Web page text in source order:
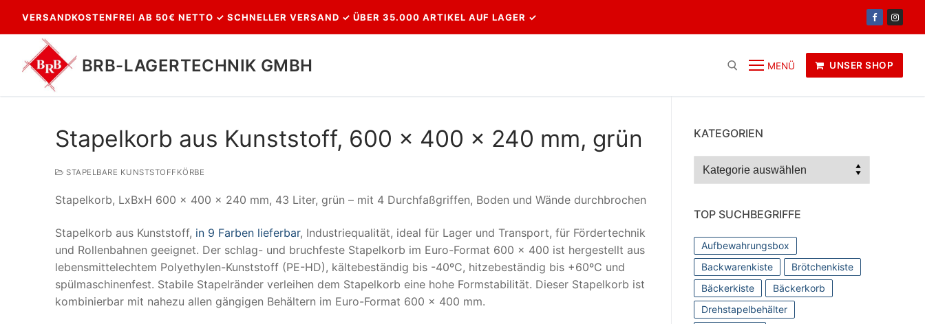
Inhalt
springen
VERSANDKOSTENFREI AB 50€ NETTO ✓ SCHNELLER VERSAND ✓ ÜBER 35.000 ARTIKEL AUF LAGER ✓
BRB-LAGERTECHNIK GMBH MENÜ UNSER SHOP
Suchen
nach:
Stapelkorb aus Kunststoff, 600 x 400 x 240 mm, grün
STAPELBARE KUNSTSTOFFKÖRBE
Stapelkorb, LxBxH 600 x 400 x 240 mm, 43 Liter, grün – mit 4 Durchfaßgriffen, Boden und Wände durchbrochen
Stapelkorb aus Kunststoff, in 9 Farben lieferbar, Industriequalität, ideal für Lager und Transport, für Fördertechnik
und Rollenbahnen geeignet. Der schlag- und bruchfeste Stapelkorb im Euro-Format 600 x 400 ist hergestellt aus
lebensmittelechtem Polyethylen-Kunststoff (PE-HD), kältebeständig bis -40ºC, hitzebeständig bis +60ºC und
spülmaschinenfest. Stabile Stapelränder verleihen dem Stapelkorb eine hohe Formstabilität. Dieser Stapelkorb ist
kombinierbar mit nahezu allen gängigen Behältern im Euro-Format 600 x 400 mm.
KATEGORIEN
Kategorien
TOP SUCHBEGRIFFE
Aufbewahrungsbox
Backwarenkiste
Brötchenkiste
Bäckerkiste
Bäckerkorb
Drehstapelbehälter